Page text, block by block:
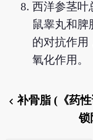
西洋参茎叶
鼠睾丸和脾
的对抗作用
氧化作用。
chevron_left补骨脂 (《药
锁